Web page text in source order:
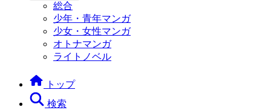
総合
少年・青年マンガ
少女・女性マンガ
オトナマンガ
ライトノベル
トップ
検索